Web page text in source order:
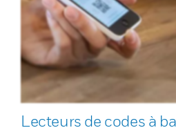
Lecteurs de codes à